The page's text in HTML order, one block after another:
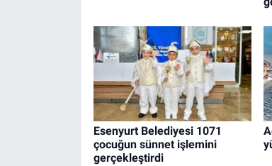
Esenyurt Belediyesi 1071
çocuğun sünnet işlemini
gerçekleştirdi